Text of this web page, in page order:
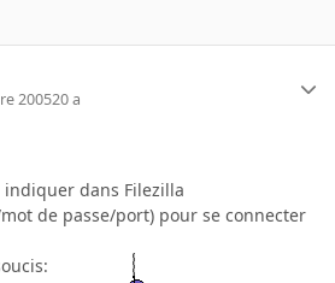
200520 a
indiquer dans Filezilla
de passe/port) pour se connecter